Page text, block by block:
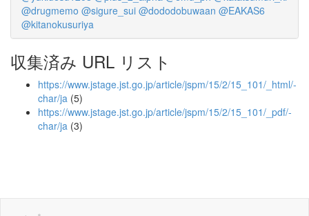
@drugmemo @sigure_sui @dododobuwaan @EAKAS6
@kitanokusuriya
収集済み URL リスト
https://www.jstage.jst.go.jp/article/jspm/15/2/15_101/_html/-
char/ja (5)
https://www.jstage.jst.go.jp/article/jspm/15/2/15_101/_pdf/-
char/ja (3)